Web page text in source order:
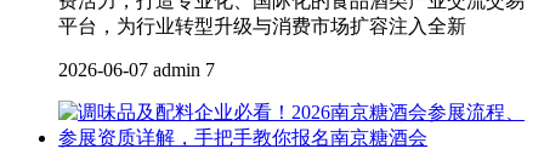
平台，为行业转型升级与消费市场扩容注入全新
2026-06-07 admin 7